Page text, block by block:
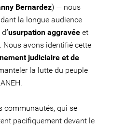
Bernardez) — nous
la longue audience
’usurpation aggravée et
Nous avons identifié cette
judiciaire et de
la lutte du peuple
communautés, qui se
pacifiquement devant le